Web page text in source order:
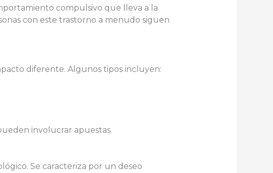
compulsivo que lleva a la
con este trastorno a menudo siguen
diferente. Algunos tipos incluyen:
involucrar apuestas.
Se caracteriza por un deseo